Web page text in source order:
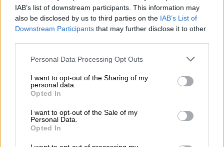
IAB’s list of downstream participants. This information may
also be disclosed by us to third parties on the IAB’s List of
Downstream Participants that may further disclose it to other
Please note that this website/app uses one or more Google
not limited to your visit or usage behaviour. You may click to
grant or deny consent to Google and its third-party tags to
use your data for below specified purposes in below Google
consent section.
Personal Data Processing Opt Outs
I want to opt-out of the Sharing of my
personal data.
Opted In
I want to opt-out of the Sale of my
Personal Data.
Opted In